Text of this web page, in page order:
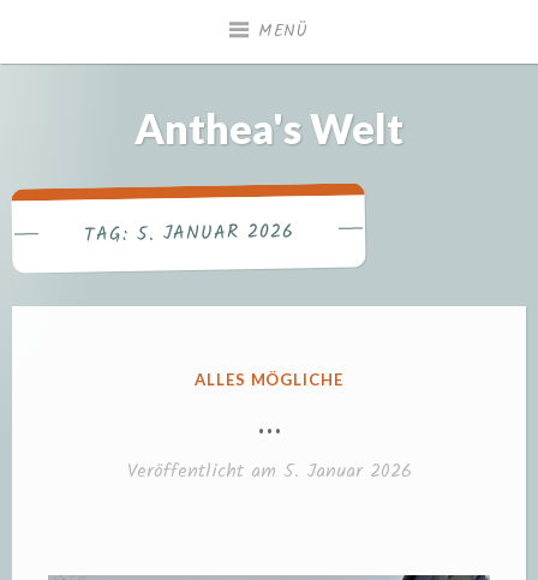
MENÜ
Anthea's Welt
TAG:5. JANUAR 2026
VERÖFFENTLICHT
ALLES MÖGLICHE
…
Veröffentlicht am 5. Januar 2026